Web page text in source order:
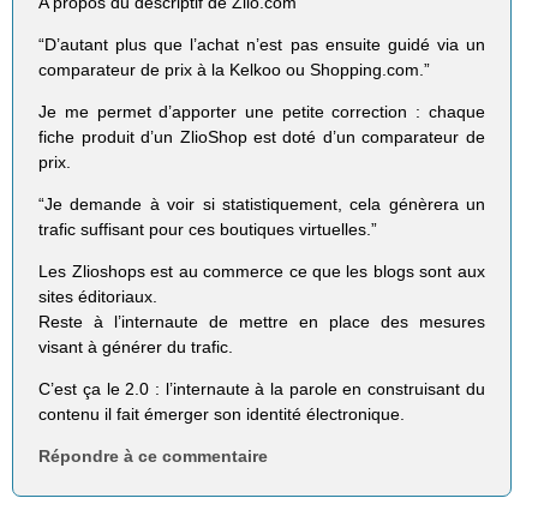
“D’autant plus que l’achat n’est pas ensuite guidé via un
comparateur de prix à la Kelkoo ou Shopping.com.”
Je me permet d’apporter une petite correction : chaque
fiche produit d’un ZlioShop est doté d’un comparateur de
prix.
“Je demande à voir si statistiquement, cela génèrera un
trafic suffisant pour ces boutiques virtuelles.”
Les Zlioshops est au commerce ce que les blogs sont aux
sites éditoriaux.
Reste à l’internaute de mettre en place des mesures
visant à générer du trafic.
C’est ça le 2.0 : l’internaute à la parole en construisant du
contenu il fait émerger son identité électronique.
Répondre à ce commentaire